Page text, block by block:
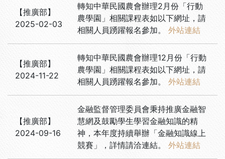
【推廣部】
2025-02-03
轉知中華民國農會辦理2月份「行動
農學園」相關課程表如以下網址，請
相關人員踴躍報名參加。
外站連結
【推廣部】
2024-11-22
轉知中華民國農會辦理12月份「行動
農學園」相關課程表如以下網址，請
相關人員踴躍報名參加。
外站連結
【推廣部】
2024-09-16
金融監督管理委員會秉持推廣金融智
慧網及鼓勵學生學習金融知識的精
神，本年度持續舉辦「金融知識線上
競賽」，詳情請洽連結。
外站連結